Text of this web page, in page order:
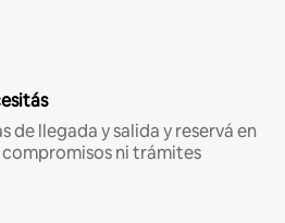
de llegada y salida y reservá en
ni trámites